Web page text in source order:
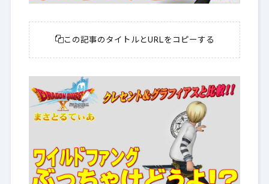
この記事のタイトルとURLをコピーする